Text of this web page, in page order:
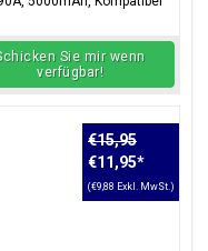
Sie mir wenn
verfügbar!
€15,95
€11,95*
(€9,88 Exkl. MwSt.)